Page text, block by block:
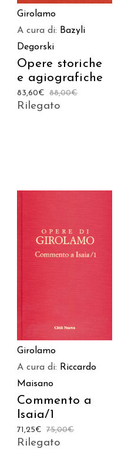
Girolamo
A cura di: Bazyli
Degorski
Opere storiche
e agiografiche
88,00€
83,60€
Rilegato
AGGIUNGI AL
Girolamo
A cura di: Riccardo
Maisano
Commento a
Isaia/1
75,00€
71,25€
Rilegato